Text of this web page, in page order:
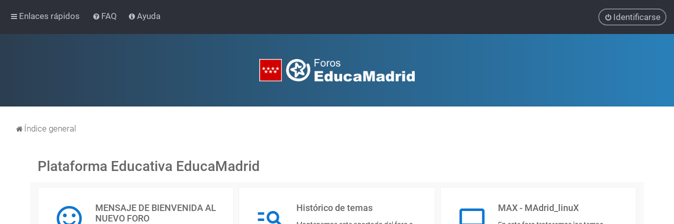
Enlaces rápidos FAQ Ayuda Identificarse
Índice general
Plataforma Educativa EducaMadrid
MENSAJE DE BIENVENIDA AL
NUEVO FORO
Histórico de temas MAX - MAdrid_linuX